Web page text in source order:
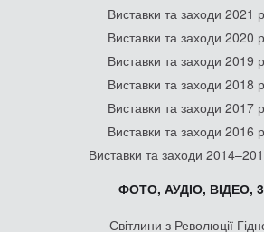
Виставки та заходи 2021
Виставки та заходи 2020
Виставки та заходи 2019
Виставки та заходи 2018
Виставки та заходи 2017
Виставки та заходи 2016
Виставки та заходи
ФОТО, АУДІО, ВІДЕО,
Світлини з Революції